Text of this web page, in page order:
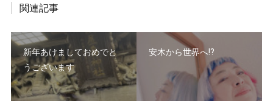
関連記事
新年あけましておめでと
うございます
安木から世界へ⁉️